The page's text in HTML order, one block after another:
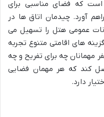
که فضای مناسبی برای
آورد. چیدمان اتاق ها در
عمومی هتل را تسهیل می
های اقامتی متنوع تجربه
مهمانان چه برای تفریح و چه
کند که هر مهمان فضایی
دارد.